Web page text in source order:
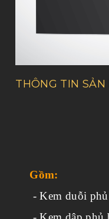
THÔNG TIN SẢN
Gồm:
- Kem duỗi